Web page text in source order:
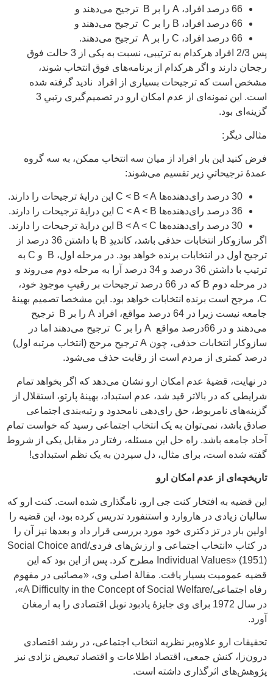
66 درصد افراد، A را بر B ترجیح می‌دهند و
66 درصد افراد، B را بر C ترجیح می‌دهند و
66 درصد افراد، C را بر A ترجیح می‌دهند.
پس 2/3 افراد هرکدام به ترتیبی، نسبت به یکی از 3 حالت فوق
رجحان دارند و اگر هرکدام از برنامه‌های فوق انتخاب شوند،
مشخص است که ترجیحات بسیاری از افراد نادید گرفته شده
است. این نمونه‌ای از عدم امکان ارو در تصمیم‌گیری رتبیِ 3
گزینه‌ای بود.
مثالی دیگر:
فرض کنید این بار افراد از میان سه انتخاب ممکن، به سه گروه
عمدۀ ترجیحاتیِ زیر تقسیم می‌شوند:
30 درصد رای‌دهنده‌ها C < B < A این درایۀ ترجیحات را دارند.
36 درصد رای‌دهنده‌ها C < A < B این درایۀ ترجیحات را دارند.
30 درصد رای‌دهنده‌ها B < A < C این درایۀ ترجیحات را دارند.
اگر سازوکار انتخابات حذفی باشد، کاندیدِ B با داشتن 36 درصد از
ترجیح اول در انتخابات برنده خواهد بود. در مرحله اول، B و C به
ترتیب با داشتن 36 درصد و 34 درصد آرا به مرحله دوم می‌روند و
در مرحله دوم B که در 66 درصد ترجیحات بر رقیبِ موجودِ خود،
C، مرجح است برنده انتخابات خواهد بود. این مشخصا تصمیم بهینۀ
جامعه نیست زیرا در 64 درصد مواقع، افراد A را بر B ترجیح
می‌دهند و در 66درصد مواقع A را بر C ترجیح می‌دهند اما در
سازوکار انتخابات حذفی، چون A ترجیح مرحج (انتخاب مرتبه اول)
درصد کمتری از مردم است از رقابت حذف می‌شود.
در نهایت، قضیۀ عدم امکان ارو نشان می‌دهد که اگر بخواهد تمام
شرایطی که در بالاتر قید شد، عدم استبداد، بهینۀ پارتو، استقلال از
گزینه‌های نامربوط، حق رای‌دهی نامحدود و رتبه‌بندی اجتماعی
صادق باشد، نمی‌توان به یک انتخاب اجتماعی رسید که خواست تمام
آحاد جامعه باشد. راه حل این مسئله، رفتار در مقابل یکی از شروط
گفته شده است، برای مثال، دل سپردن به یک نظم استبدادی!
تاریخچه‌ای از عدم امکان ارو
این قضیه به افتخار کنت جی ارو، نامگذاری شده است. کنت ارو که
سالیان زیادی در هاروارد و استنفورد تدریس کرده بود، این قضیه را
اولین بار در تز دکتری خود مورد بررسی قرار داد و بعدها نیز آن را
در کتاب «انتخاب اجتماعی و ارزش‌های فردی/Social Choice and
Individual Values» (1951) مطرح کرد. پس از این بود که این
قضیه عمومیت بسیار یافت. مقالۀ اصلی وی، «مصائبی در مفهوم
رفاه اجتماعی/A Difficulty in the Concept of Social Welfare»،
در سال 1972 برای وی جایزۀ یادبود نوبل اقتصادی را به ارمغان
آورد.
تحقیقات ارو علاوه‌بر نظریه انتخاب اجتماعی، در رشد اقتصادی
درون‌زا، کنش جمعی، اقتصاد اطلاعات و اقتصاد تبعیض نژادی نیز
پژوهش‌های اثرگذاری داشته است.